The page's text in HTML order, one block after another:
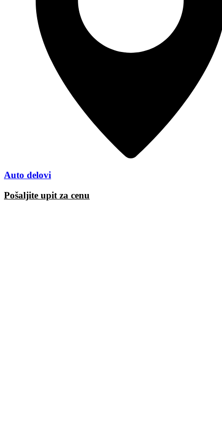
Auto delovi
Pošaljite upit za cenu